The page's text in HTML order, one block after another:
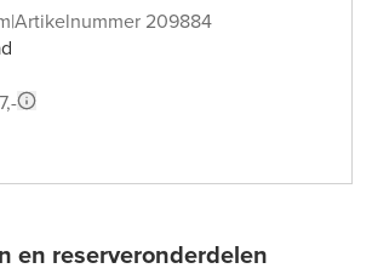
|Artikelnummer 209884
en reserveronderdelen